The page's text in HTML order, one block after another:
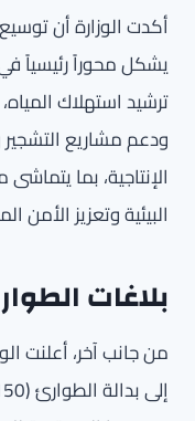
أكدت الوزارة أن
يشكل محوراً رئيسياً
ترشيد استهلاك
ودعم مشاريع التشجير
الإنتاجية، بما
البيئية وتعزيز الأمن
بلاغات